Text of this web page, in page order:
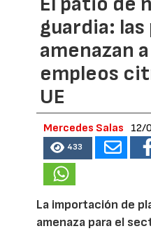
guardia: las
amenazan
empleos
UE
Mercedes Salas 12/
433
La importación de
amenaza para el